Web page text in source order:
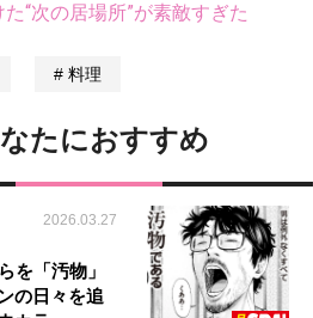
“次の居場所”が素敵すぎた
料理
たにおすすめ
2026.03.27
を「汚物」
の日々を追